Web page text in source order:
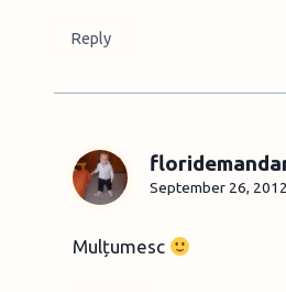
Reply
September 26,
Mulțumesc